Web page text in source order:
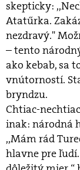
skepticky:
Atatűrka.
nezdravý."
– tento
ako kebab, sa
vnútorností.
bryndzu.
Chtiac-
inak: národná
,,Mám rád
hlavne pre